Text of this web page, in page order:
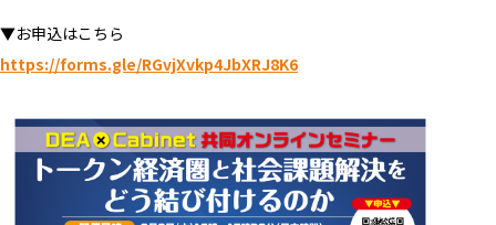
▼お申込はこちら
https://forms.gle/RGvjXvkp4JbXRJ8K6